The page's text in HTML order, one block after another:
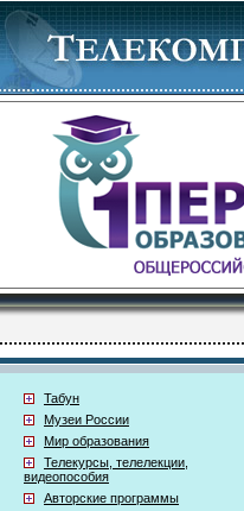
Табун
Музеи России
Мир образования
Телекурсы, телелекции,
видеопособия
Авторские программы